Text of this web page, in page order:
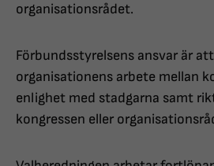
organisationsrådet.
Förbundsstyrelsens ansvar är
organisationens arbete mellan
enlighet med stadgarna samt
kongressen eller